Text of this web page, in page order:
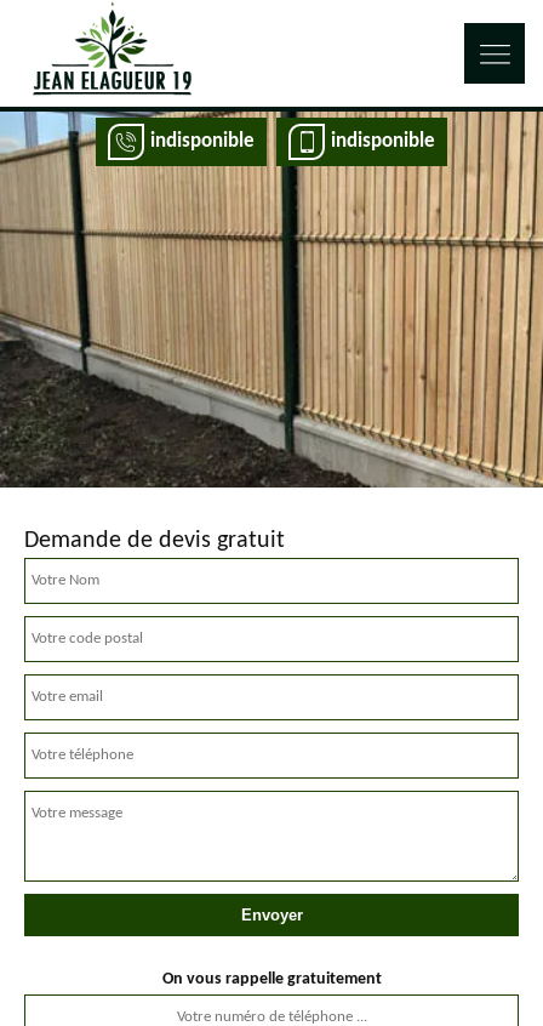
indisponible indisponible
Demande de devis gratuit
On vous rappelle gratuitement